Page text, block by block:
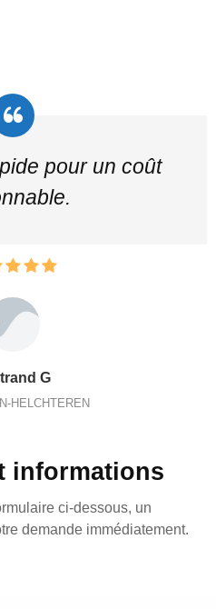
pour un coût
G
HELCHTEREN
informations
ci-dessous, un
demande immédiatement.